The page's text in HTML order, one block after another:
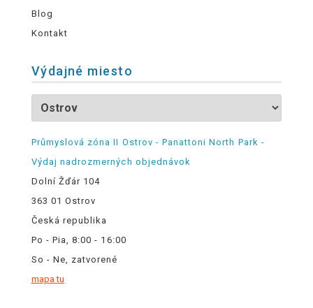
Blog
Kontakt
Výdajné miesto
Průmyslová zóna II Ostrov - Panattoni North Park -
Výdaj nadrozmerných objednávok
Dolní Žďár 104
363 01 Ostrov
Česká republika
Po - Pia, 8:00 - 16:00
So - Ne, zatvorené
mapa tu